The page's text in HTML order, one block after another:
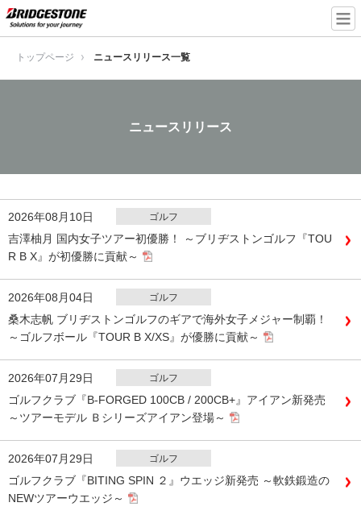
トップページ ニュースリリース一覧
ニュースリリース
2026年08月10日 ゴルフ
吉澤柚月 国内女子ツアー初優勝！ ～ブリヂストンゴルフ『TOU
R B X』が初優勝に貢献～
2026年08月04日 ゴルフ
桑木志帆 ブリヂストンゴルフのギアで海外女子メジャー制覇！
～ゴルフボール『TOUR B X/XS』が優勝に貢献～
2026年07月29日 ゴルフ
ゴルフクラブ『B-FORGED 100CB / 200CB+』アイアン新発売
～ツアーモデル Ｂシリーズアイアン登場～
2026年07月29日 ゴルフ
ゴルフクラブ『BITING SPIN ２』ウエッジ新発売 ～軟鉄鍛造の
NEWツアーウエッジ～